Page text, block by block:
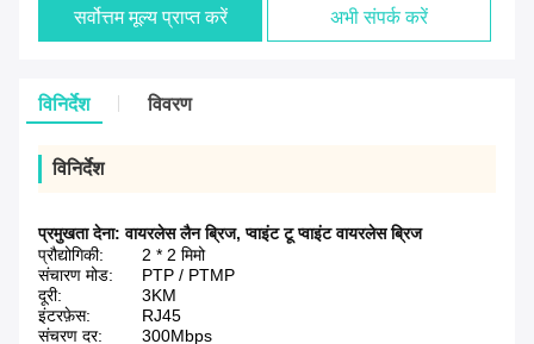
सर्वोत्तम मूल्य प्राप्त करें अभी संपर्क करें
विनिर्देश विवरण
विनिर्देश
प्रमुखता देना:वायरलेस लैन ब्रिज,प्वाइंट टू प्वाइंट वायरलेस ब्रिज
प्रौद्योगिकी:
2 * 2 मिमो
संचारण मोड:
PTP / PTMP
दूरी:
3KM
इंटरफ़ेस:
RJ45
संचरण दर:
300Mbps